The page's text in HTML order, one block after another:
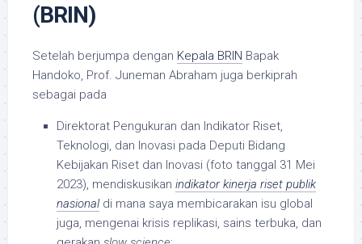
(BRIN)
Setelah berjumpa dengan Kepala BRIN Bapak
Handoko, Prof. Juneman Abraham juga berkiprah
sebagai pada
Direktorat Pengukuran dan Indikator Riset,
Teknologi, dan Inovasi pada Deputi Bidang
Kebijakan Riset dan Inovasi (foto tanggal 31 Mei
2023), mendiskusikan indikator kinerja riset publik
nasionaldi mana saya membicarakan isu global
juga, mengenai krisis replikasi, sains terbuka, dan